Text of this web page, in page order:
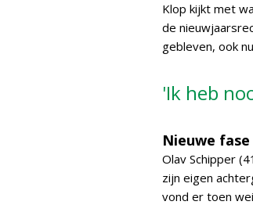
Klop kijkt met
de
gebleven, ook
'Ik heb
Nieuwe fase
Olav Schipper
zijn eigen
vond er toen